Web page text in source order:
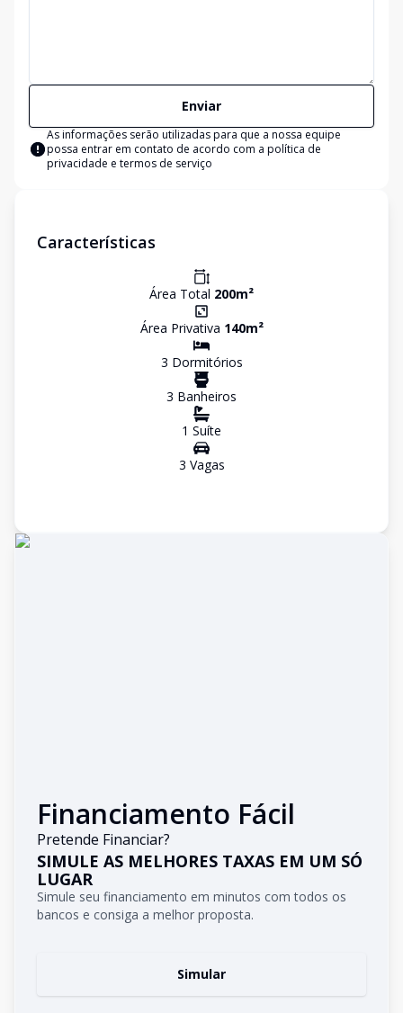
Enviar
As informações serão utilizadas para que a nossa equipe
possa entrar em contato de acordo com a política de
privacidade e termos de serviço
Características
Área Total 200m²
Área Privativa 140m²
3 Dormitórios
3 Banheiros
1 Suíte
3 Vagas
Financiamento Fácil
Pretende Financiar?
SIMULE AS MELHORES TAXAS EM UM SÓ
LUGAR
Simule seu financiamento em minutos com todos os
bancos e consiga a melhor proposta.
Simular